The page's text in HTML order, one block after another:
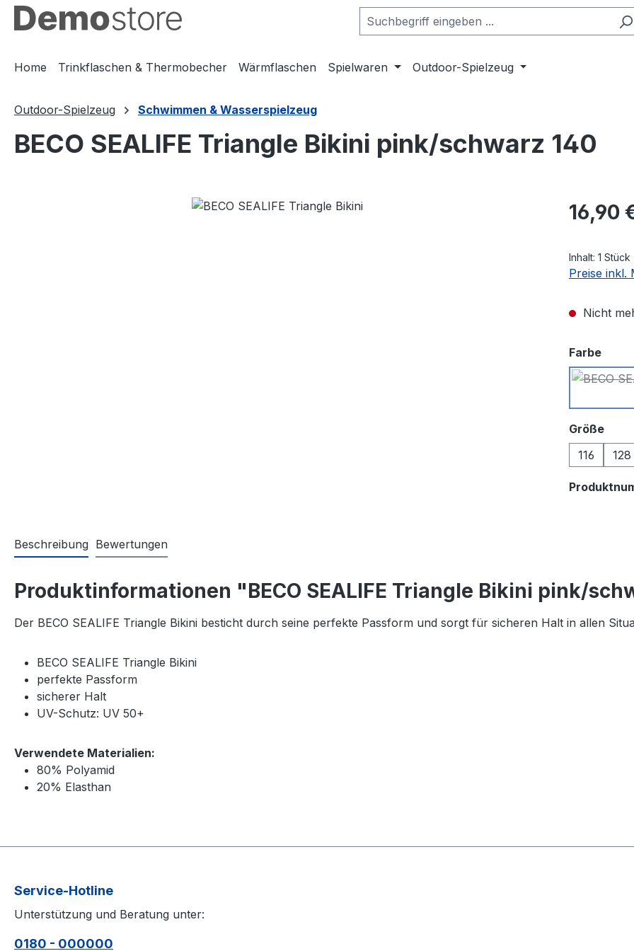
Hauptinhalt springen
Zur Suche springen
Zur Hauptnavigation springen
Home Trinkflaschen & Thermobecher Wärmflaschen Spielwaren Outdoor-Spielzeug
Outdoor-Spielzeug Schwimmen & Wasserspielzeug
BECO SEALIFE Triangle Bikini pink/schwarz 140
Regulärer
16,90
Inhalt: 1 Stück
Preise inkl.
Nicht
Farbe
Größe
116
128
Beschreibung Bewertungen
Produktinformationen "BECO SEALIFE Triangle Bikini pink/
Der BECO SEALIFE Triangle Bikini besticht durch seine perfekte Passform und sorgt für sicheren Halt in allen
BECO SEALIFE Triangle Bikini
perfekte Passform
sicherer Halt
UV-Schutz: UV 50+
Verwendete Materialien:
80% Polyamid
20% Elasthan
Service-Hotline
Unterstützung und Beratung unter:
0180 - 000000